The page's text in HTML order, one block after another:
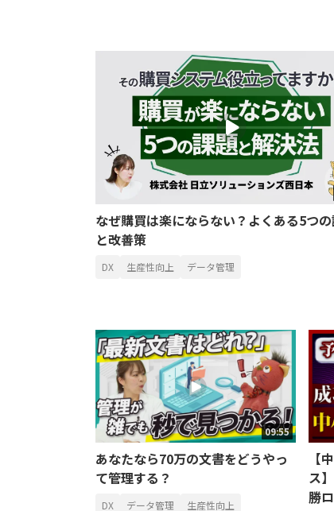
なぜ購買は楽にならない？よくある5つ
と改善策
DX 生産性向上 データ管理
09:55
あなたなら70万の文書をどうやっ
て管理する？
DX データ管理 生産性向上
【
ス
勝